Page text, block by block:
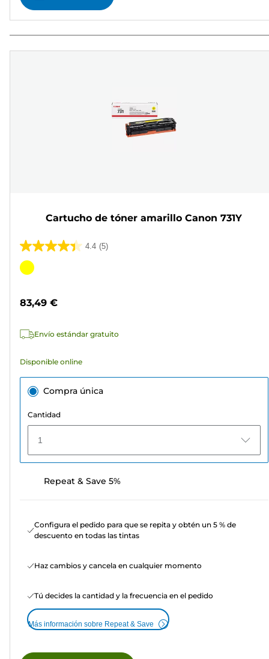
Cartucho de tóner amarillo Canon 731Y
4.4 (5)
4.4
de
5
Cartucho
color
83,49 €
Envío estándar gratuito
Disponible online
Compra única
Cantidad
1
Repeat & Save 5%
Configura el pedido para que se repita y obtén un 5 % de
descuento en todas las tintas
Haz cambios y cancela en cualquier momento
Tú decides la cantidad y la frecuencia en el pedido
Más información sobre Repeat & Save